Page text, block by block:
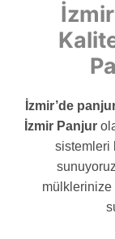
İzmir’de
İzmir Panjur
sistemleri
mülklerinize